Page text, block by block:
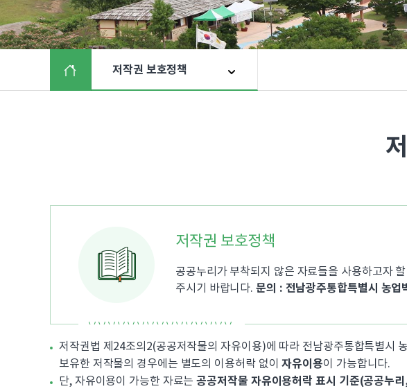
업
박
물
"
저작권 보호정책
저작권 보호정책
공공누리가 부착되지 않은 자료들을 사용하고자
주시기 바랍니다.문의 : 전남광주통합특별시 농
저작권법 제24조의2(공공저작물의 자유이용)에 따라 전남광주통합특별시
보유한 저작물의 경우에는 별도의 이용허락 없이자유이용이 가능합니다.
단, 자유이용이 가능한 자료는공공저작물 자유이용허락 표시 기준(공공누